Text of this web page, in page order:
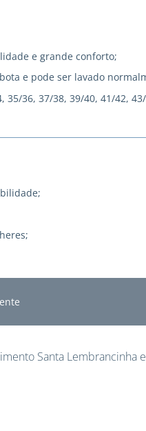
e grande conforto;
e pode ser lavado
36, 37/38, 39/40, 41/42,
Santa Lembrancinha